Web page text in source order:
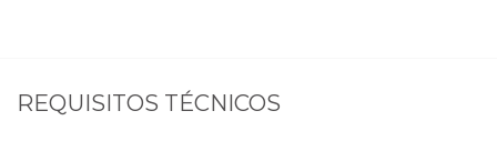
REQUISITOS TÉCNICOS